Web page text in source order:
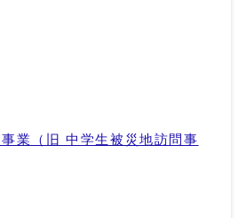
業（旧 中学生被災地訪問事